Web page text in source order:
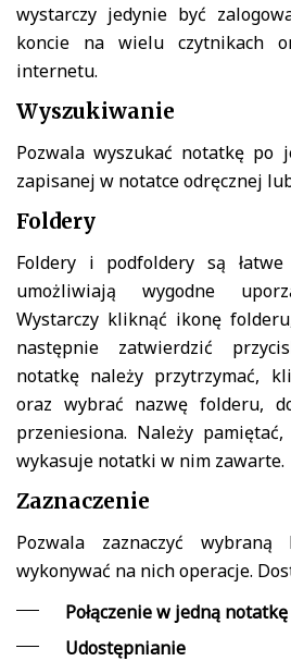
wystarczy jedynie być
koncie na wielu czytnikach
internetu.
Wyszukiwanie
Pozwala wyszukać notatkę po
zapisanej w notatce odręcznej
Foldery
Foldery i podfoldery są
umożliwiają wygodne
Wystarczy kliknąć ikonę
następnie zatwierdzić
notatkę należy przytrzymać,
oraz wybrać nazwę folderu,
przeniesiona. Należy
wykasuje notatki w nim zawarte.
Zaznaczenie
Pozwala zaznaczyć
wykonywać na nich operacje.
Połączenie w jedną notatkę
Udostępnianie